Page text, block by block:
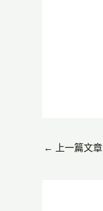
← 上一篇文章